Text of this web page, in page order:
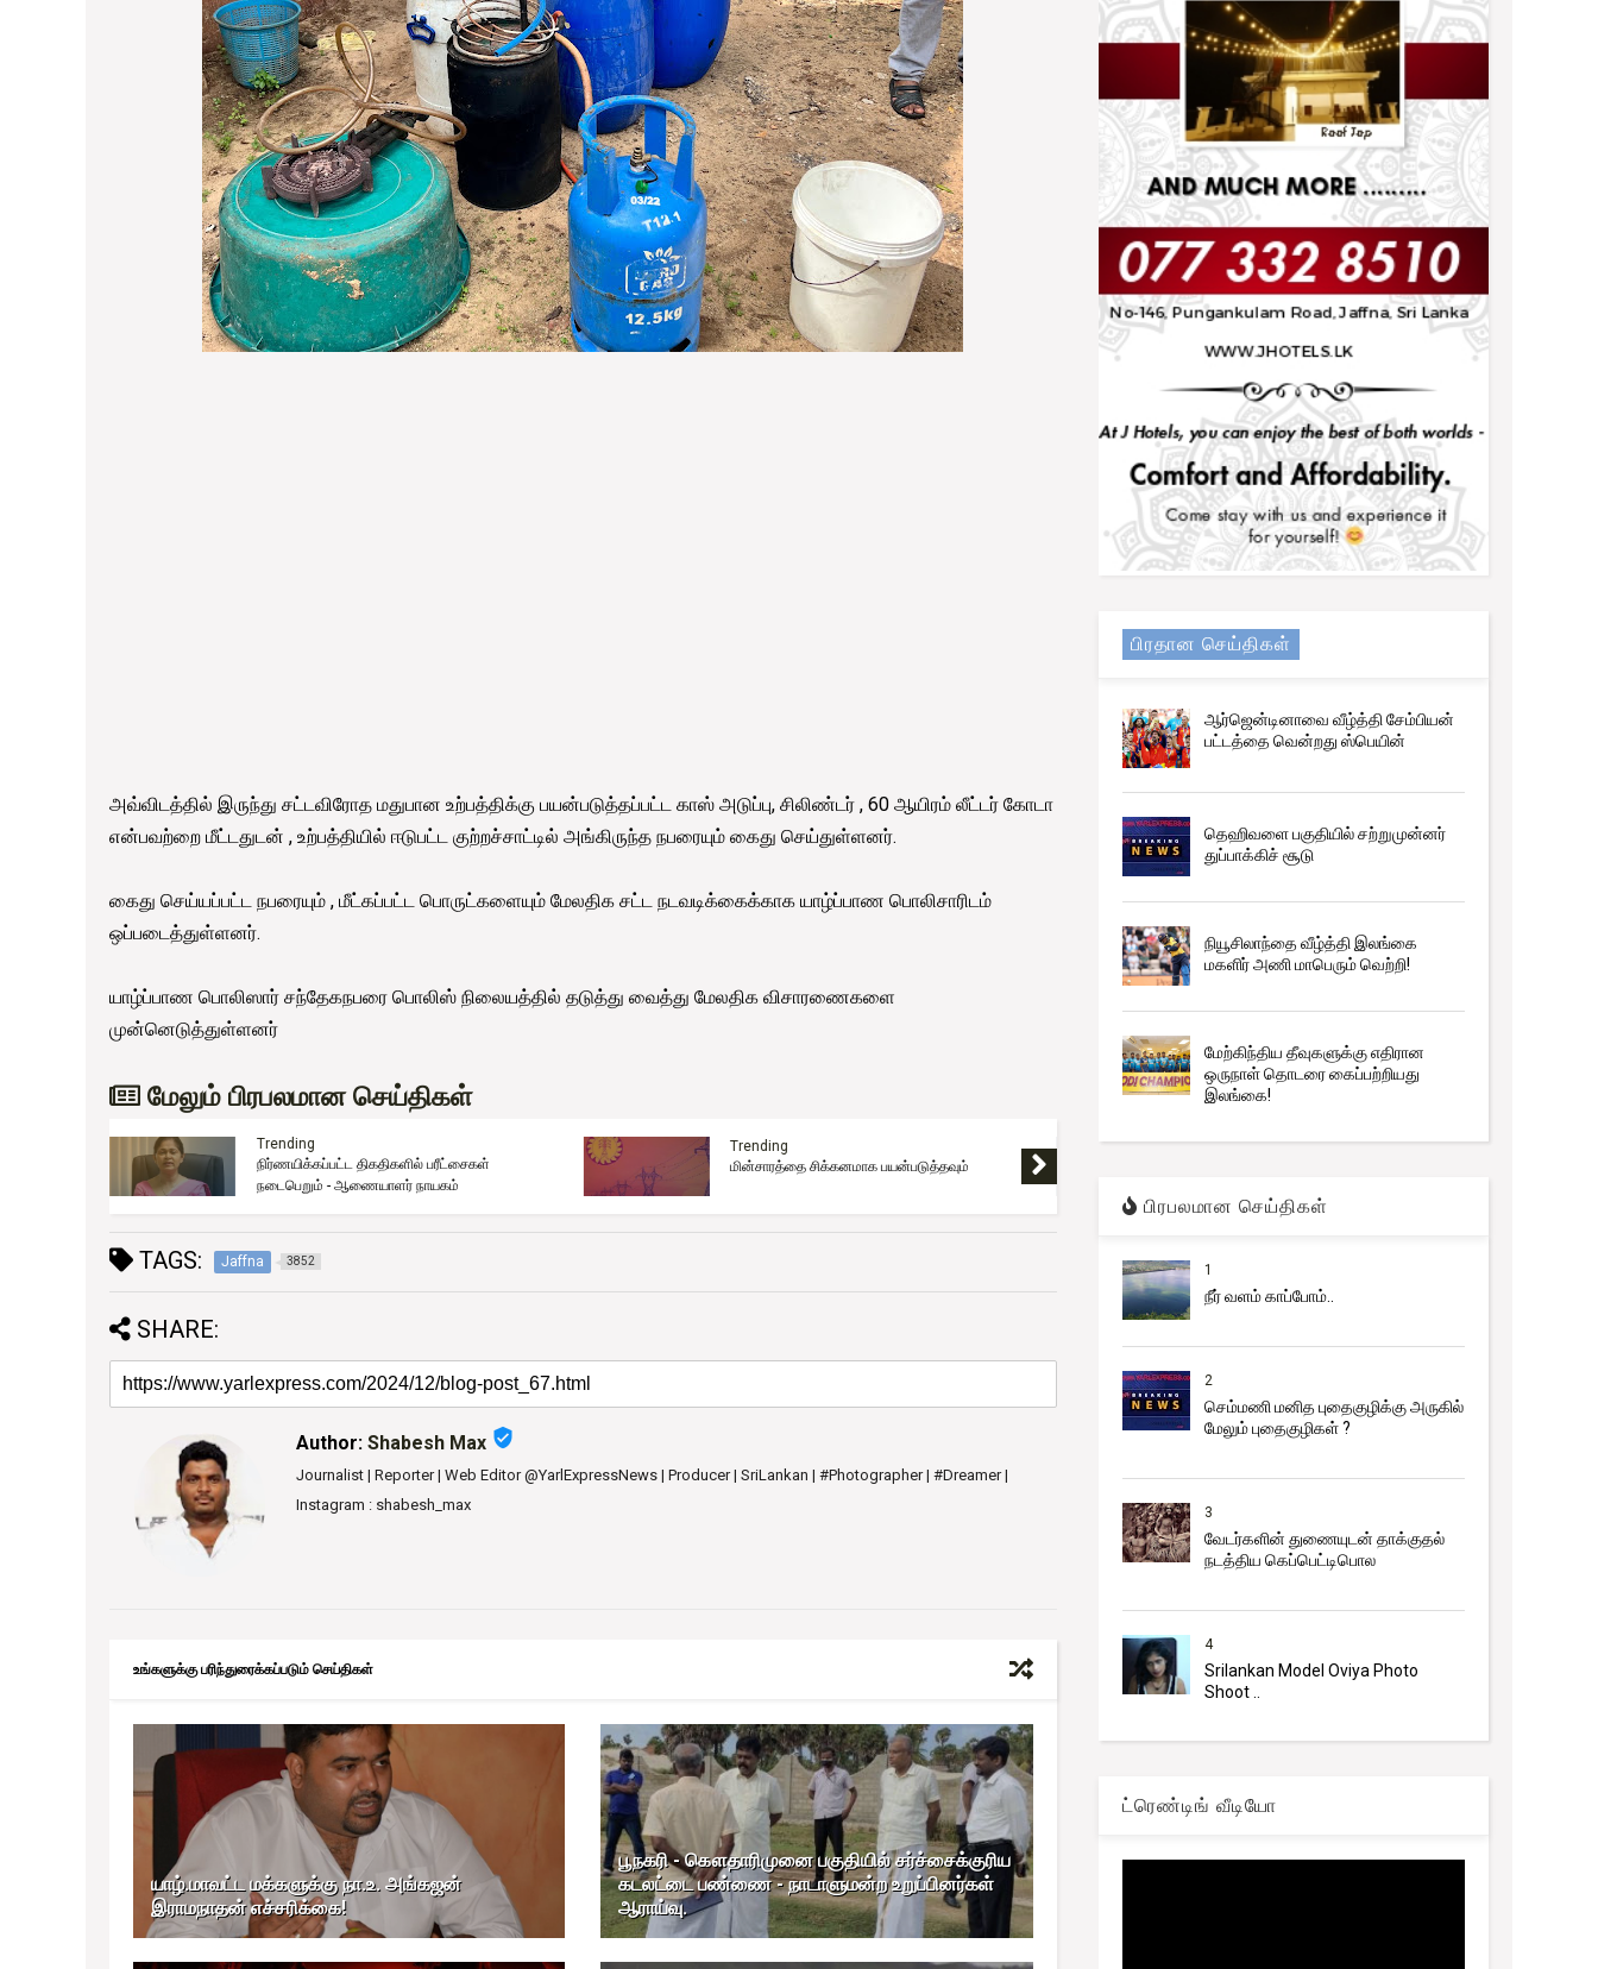
அவ்விடத்தில் இருந்து சட்டவிரோத மதுபான உற்பத்திக்கு பயன்படுத்தப்பட்ட காஸ் அடுப்பு, சிலிண்டர் , 60 ஆயிரம் லீட்டர் கோடா
என்பவற்றை மீட்டதுடன் , உற்பத்தியில் ஈடுபட்ட குற்றச்சாட்டில் அங்கிருந்த நபரையும் கைது செய்துள்ளனர்.
கைது செய்யப்பட்ட நபரையும் , மீட்கப்பட்ட பொருட்களையும் மேலதிக சட்ட நடவடிக்கைக்காக யாழ்ப்பாண பொலிசாரிடம்
ஒப்படைத்துள்ளனர்.
யாழ்ப்பாண பொலிஸார் சந்தேகநபரை பொலிஸ் நிலையத்தில் தடுத்து வைத்து மேலதிக விசாரணைகளை
முன்னெடுத்துள்ளனர்
மேலும் பிரபலமான செய்திகள்
Trending
2026 உயர்தரப் பரீட்சைக்கான விண்ணப்பம்
ஆரம்பம்
Trending
இலங்கைக்கு வந்தடைந்தது மற்றுமொரு
Trending
TAGS: Jaffna 3852
SHARE:
Author: Shabesh Max verified_user
Journalist | Reporter | Web Editor @YarlExpressNews | Producer | SriLankan | #Photographer | #Dreamer |
Instagram : shabesh_max
உங்களுக்கு பரிந்துரைக்கப்படும் செய்திகள்
யாழ்.மாவட்ட மக்களுக்கு நா.உ. அங்கஜன்
இராமநாதன் எச்சரிக்கை!
பூநகரி - கௌதாரிமுனை பகுதியில் சர்ச்சைக்குரிய
கடலட்டை பண்ணை - நாடாளுமன்ற உறுப்பினர்கள்
ஆராய்வு.
பிரதான செய்திகள்
ஆர்ஜென்டினாவை வீழ்த்தி சேம்பியன்
பட்டத்தை வென்றது ஸ்பெயின்
தெஹிவளை பகுதியில் சற்றுமுன்னர்
துப்பாக்கிச் சூடு
நியூசிலாந்தை வீழ்த்தி இலங்கை
மகளிர் அணி மாபெரும் வெற்றி!
மேற்கிந்திய தீவுகளுக்கு எதிரான
ஒருநாள் தொடரை கைப்பற்றியது
இலங்கை!
பிரபலமான செய்திகள்
1
நீர் வளம் காப்போம்..
2
செம்மணி மனித புதைகுழிக்கு அருகில்
மேலும் புதைகுழிகள் ?
3
வேடர்களின் துணையுடன் தாக்குதல்
நடத்திய கெப்பெட்டிபொல
4
Srilankan Model Oviya Photo
Shoot ..
ட்ரெண்டிங் வீடியோ